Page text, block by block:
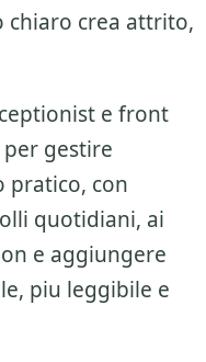
chiaro crea attrito,
e front
per gestire
pratico, con
quotidiani, ai
e aggiungere
piu leggibile e